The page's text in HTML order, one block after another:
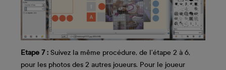
Etape 7 : Suivez la même procédure, de l’étape 2 à 6,
pour les photos des 2 autres joueurs. Pour le joueur